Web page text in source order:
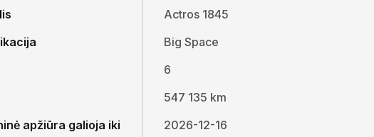
apžiūra galioja iki
Actros 1845
Big Space
6
547 135 km
2026-12-16